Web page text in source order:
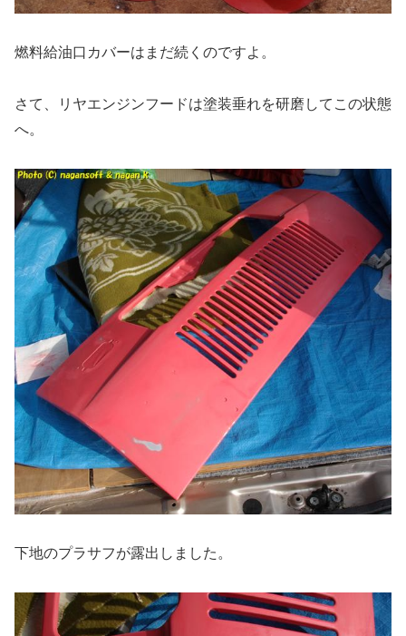
燃料給油口カバーはまだ続くのですよ。
さて、リヤエンジンフードは塗装垂れを研磨してこの状態
へ。
下地のプラサフが露出しました。